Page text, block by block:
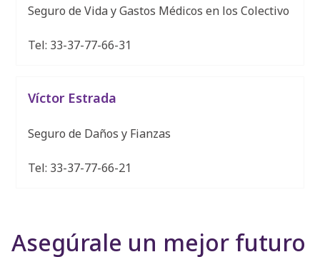
Seguro de Vida y Gastos Médicos en los Colectivo
Tel: 33-37-77-66-31
Víctor Estrada
Seguro de Daños y Fianzas
Tel: 33-37-77-66-21
Asegúrale un mejor futuro